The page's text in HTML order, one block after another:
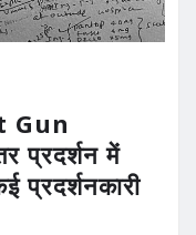
Gun
प्रदर्शन में
प्रदर्शनकारी